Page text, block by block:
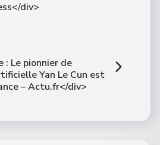
div>
: Le pionnier de
Yan Le Cun est
– Actu.fr</div>